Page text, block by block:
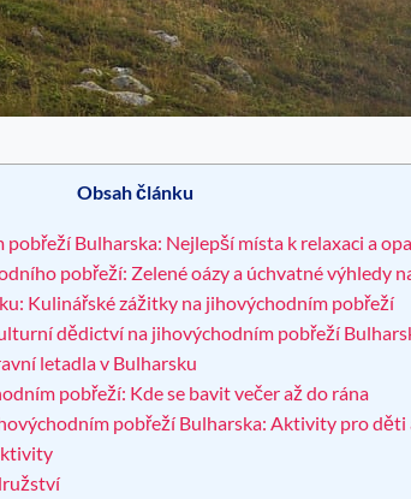
Obsah článku
pobřeží Bulharska: Nejlepší místa k relaxaci a
pobřeží: Zelené oázy a úchvatné výhledy
Kulinářské zážitky na jihovýchodním pobřeží
dědictví na jihovýchodním pobřeží
letadla v Bulharsku
pobřeží: Kde se bavit večer až do rána
pobřeží Bulharska: Aktivity pro děti